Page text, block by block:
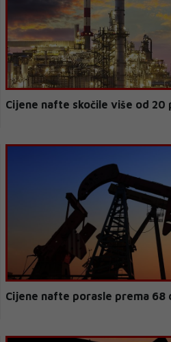
Cijene nafte skočile više od 20
Cijene nafte porasle prema 68